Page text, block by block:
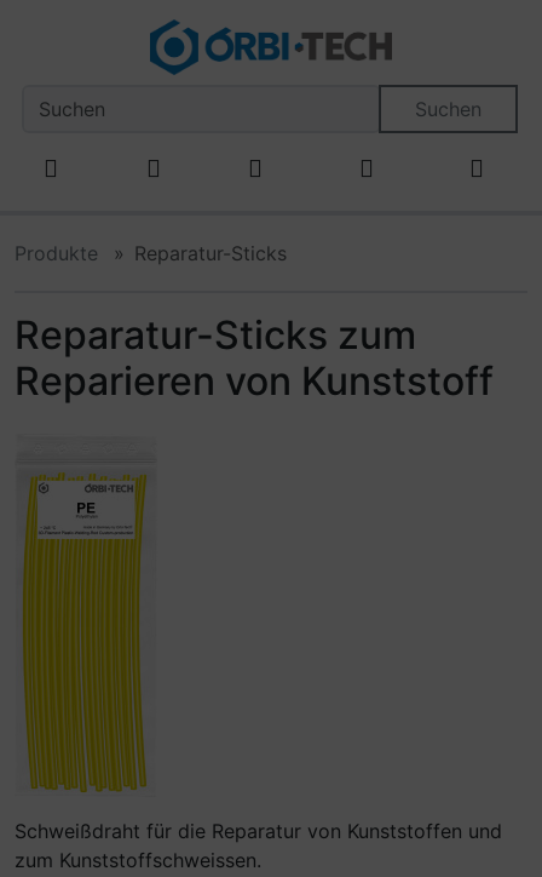
Sprungnavigation
Springe zum Inhalt Springe zur Navigation
Suchen
Produkte Reparatur-Sticks
Reparatur-Sticks zum
Reparieren von Kunststoff
Schweißdraht für die Reparatur von Kunststoffen und
zum Kunststoffschweissen.